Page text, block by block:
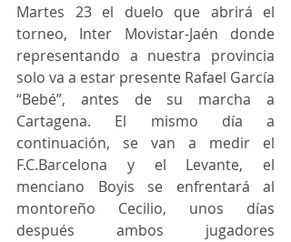
Martes 23 el duelo que abrirá el
torneo, Inter Movistar-Jaén donde
representando a nuestra provincia
solo va a estar presente Rafael García
“Bebé”, antes de su marcha a
Cartagena. El mismo día a
continuación, se van a medir el
F.C.Barcelona y el Levante, el
menciano Boyis se enfrentará al
montoreño Cecilio, unos días
después ambos jugadores